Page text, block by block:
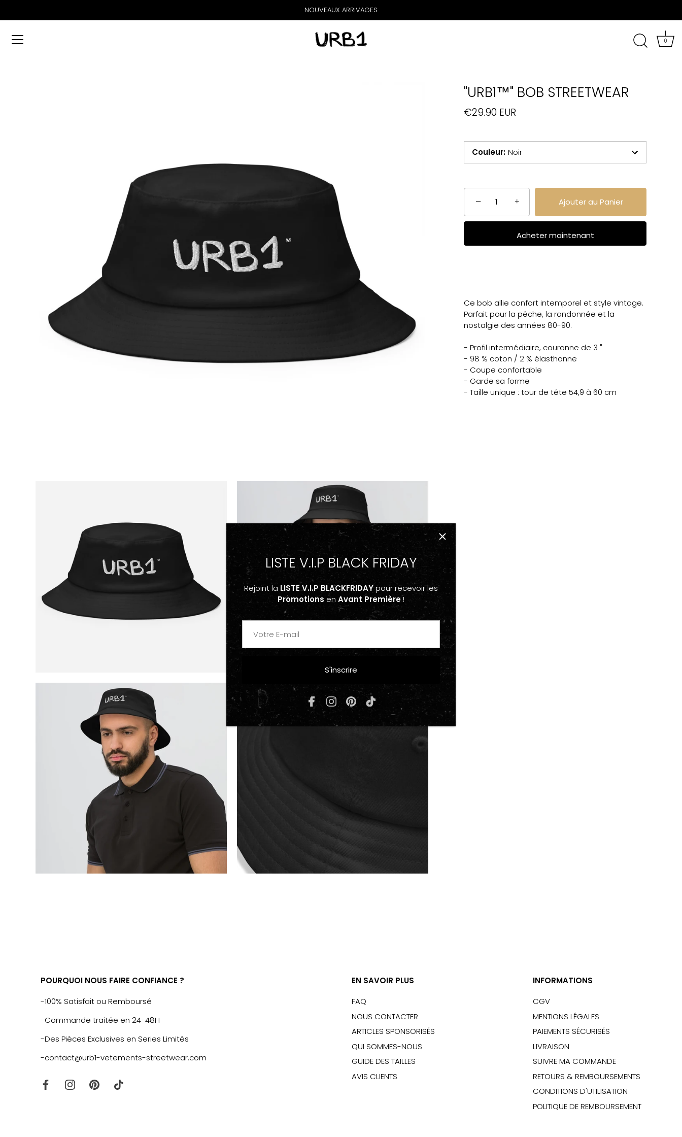
NOUVEAUX ARRIVAGES
0
"URB1™" BOB STREETWEAR
€29.90 EUR
Couleur: Noir
− + Ajouter au Panier
Acheter maintenant
Ce bob allie confort intemporel et style vintage.
Parfait pour la pêche, la randonnée et la
nostalgie des années 80-90.
- Profil intermédiaire, couronne de 3 "
- 98 % coton / 2 % élasthanne
- Coupe confortable
- Garde sa forme
- Taille unique : tour de tête 54,9 à 60 cm
LISTE V.I.P BLACK FRIDAY
Rejoint la LISTE V.I.P BLACKFRIDAYpour recevoir les
Promotions en Avant Première!
S'inscrire
POURQUOI NOUS FAIRE CONFIANCE ?
-100% Satisfait ou Remboursé
-Commande traitée en 24-48H
-Des Pièces Exclusives en Series Limités
-contact@urb1-vetements-streetwear.com
EN SAVOIR PLUS
FAQ
NOUS CONTACTER
ARTICLES SPONSORISÉS
QUI SOMMES-NOUS
GUIDE DES TAILLES
AVIS CLIENTS
INFORMATIONS
CGV
MENTIONS LÉGALES
PAIEMENTS SÉCURISÉS
LIVRAISON
SUIVRE MA COMMANDE
RETOURS & REMBOURSEMENTS
CONDITIONS D'UTILISATION
POLITIQUE DE REMBOURSEMENT